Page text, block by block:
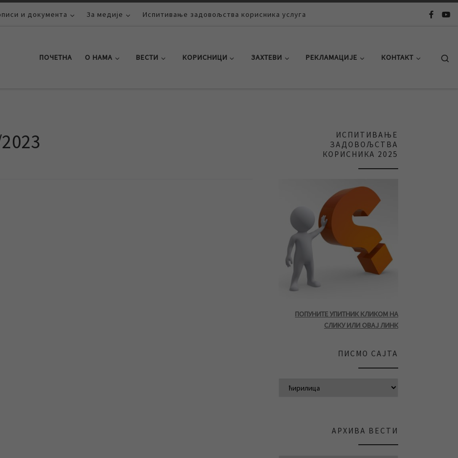
и документа За медије Испитивање задовољства корисника услуга
ПОЧЕТНА О НАМА ВЕСТИ КОРИСНИЦИ ЗАХТЕВИ РЕКЛАМАЦИЈЕ КОНТАКТ
ИСПИТИВАЊЕ
ЗАДОВОЉСТВА
КОРИСНИКА 2025
ПОПУНИТЕ УПИТНИК КЛИКОМ НА
СЛИКУ ИЛИ ОВАЈ ЛИНК
ПИСМО САЈТА
АРХИВА ВЕСТИ